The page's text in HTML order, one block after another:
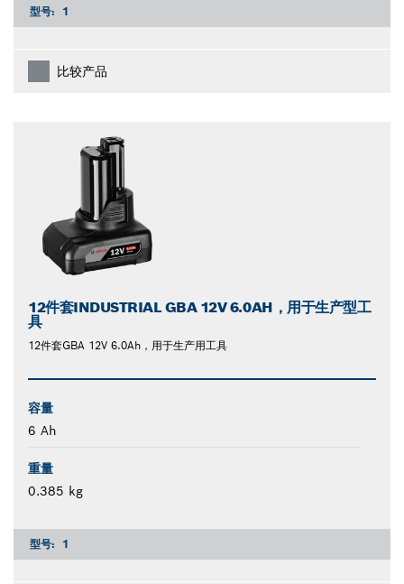
型号: 1
比较产品
12件套INDUSTRIAL GBA 12V 6.0AH，用于生产型工
具
12件套GBA 12V 6.0Ah，用于生产用工具
容量
6 Ah
重量
0.385 kg
型号: 1